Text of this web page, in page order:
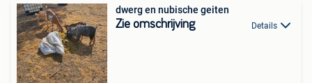
dwerg en nubische geiten
Zie omschrijving Details